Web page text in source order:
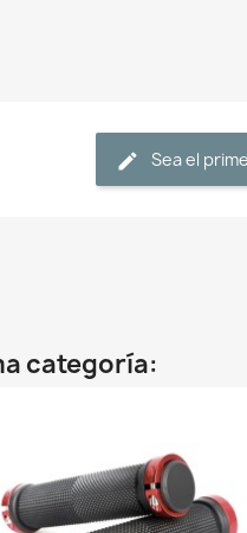
Sea el
categoría: